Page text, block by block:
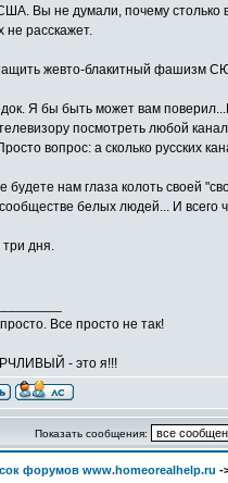
Вы не думали, почему
не расскажет.
жевто-блакитный фашизм
Я бы быть может вам
посмотреть любой
вопрос: а сколько русских
будете нам глаза колоть своей
белых людей... И всего
дня.
Все просто не так!
- это я!!!
Показать сообщения:
форумов www.homeorealhelp.ru -